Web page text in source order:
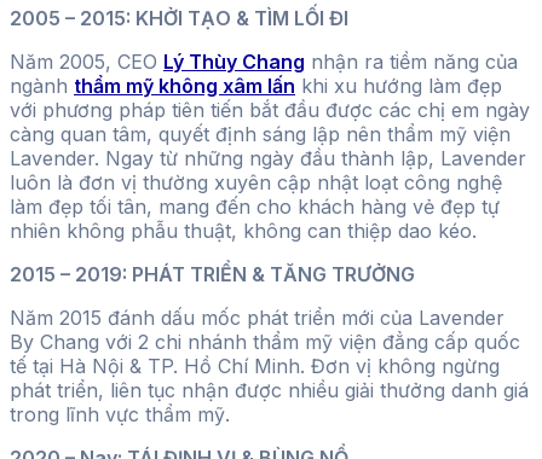
2005 – 2015: KHỞI TẠO & TÌM LỐI ĐI
Năm 2005, CEO Lý Thùy Chang nhận ra tiềm năng của
ngành thẩm mỹ không xâm lấn khi xu hướng làm đẹp
với phương pháp tiên tiến bắt đầu được các chị em ngày
càng quan tâm, quyết định sáng lập nên thẩm mỹ viện
Lavender. Ngay từ những ngày đầu thành lập, Lavender
luôn là đơn vị thường xuyên cập nhật loạt công nghệ
làm đẹp tối tân, mang đến cho khách hàng vẻ đẹp tự
nhiên không phẫu thuật, không can thiệp dao kéo.
2015 – 2019: PHÁT TRIỂN & TĂNG TRƯỞNG
Năm 2015 đánh dấu mốc phát triển mới của Lavender
By Chang với 2 chi nhánh thẩm mỹ viện đẳng cấp quốc
tế tại Hà Nội & TP. Hồ Chí Minh. Đơn vị không ngừng
phát triển, liên tục nhận được nhiều giải thưởng danh giá
trong lĩnh vực thẩm mỹ.